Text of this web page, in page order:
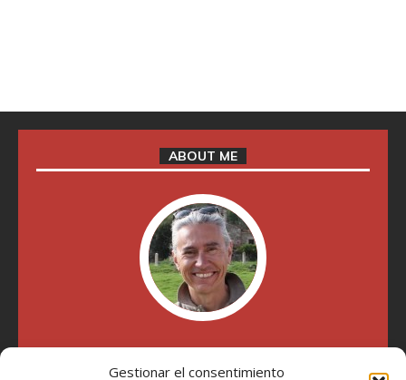
Gestionar el consentimiento
ABOUT ME
"Soy Manel Hospido, nací en Valencia en 1969 y desde el
año 2007 he escrito sobre motos en distintos medios.